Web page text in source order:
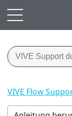
VIVE Flow